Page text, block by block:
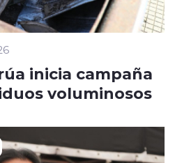
inicia campaña
voluminosos